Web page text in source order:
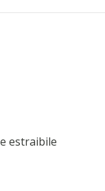
estraibile